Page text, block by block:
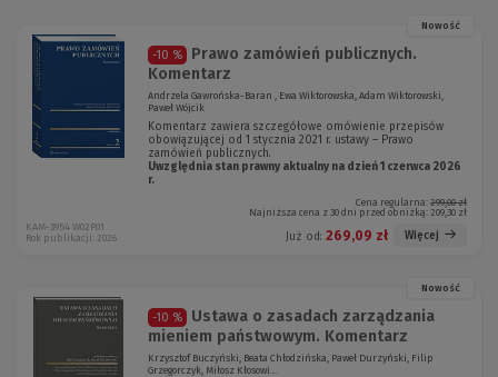
Nowość
-10 %
Prawo zamówień publicznych.
Komentarz
Andrzela Gawrońska-Baran , Ewa Wiktorowska, Adam Wiktorowski,
Paweł Wójcik
Komentarz zawiera szczegółowe omówienie przepisów
obowiązującej od 1 stycznia 2021 r. ustawy – Prawo
zamówień publicznych.
Uwzględnia stan prawny aktualny na dzień 1 czerwca 2026
r.
Cena regularna: 299,00 zł
Najniższa cena z 30 dni przed obniżką: 209,30 zł
Już od: 269,09 zł Więcej
KAM-3954 W02P01
Rok publikacji: 2026
Nowość
-10 %
Ustawa o zasadach zarządzania
mieniem państwowym. Komentarz
Krzysztof Buczyński, Beata Chłodzińska, Paweł Durzyński, Filip
Grzegorczyk, Miłosz Kłosowi...